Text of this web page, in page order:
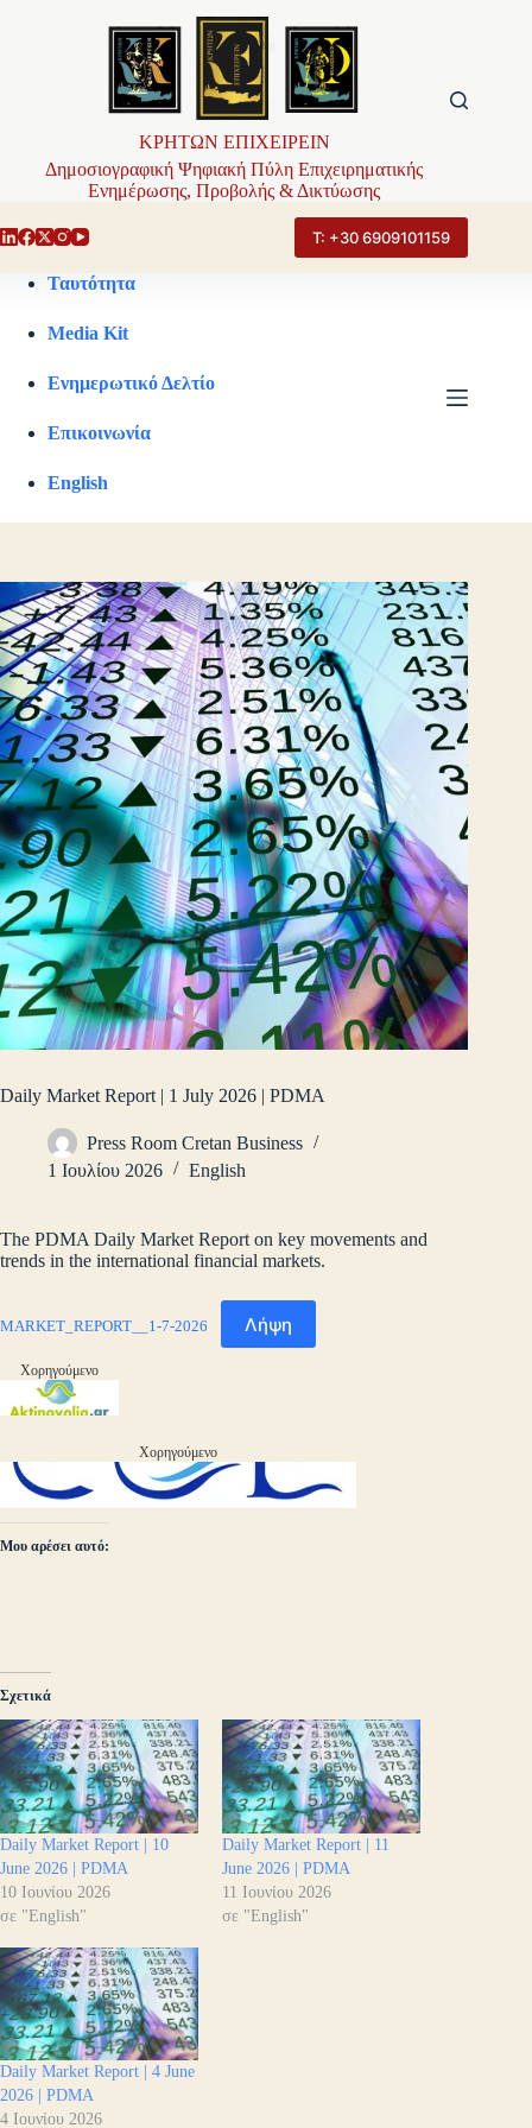
ΚΡΗΤΩΝ ΕΠΙΧΕΙΡΕΙΝ
Δημοσιογραφική Ψηφιακή Πύλη Επιχειρηματικής
Ενημέρωσης, Προβολής & Δικτύωσης
Τ: +30 6909101159
Ταυτότητα
Media Kit
Ενημερωτικό Δελτίο
Επικοινωνία
English
Daily Market Report | 1 July 2026 | PDMA
Press Room Cretan Business
1 Ιουλίου 2026
English
The PDMA Daily Market Report on key movements and
trends in the international financial markets.
MARKET_REPORT__1-7-2026 Λήψη
Χορηγούμενο
Χορηγούμενο
Μου αρέσει αυτό:
Σχετικά
Daily Market Report | 10
June 2026 | PDMA
10 Ιουνίου 2026
σε "English"
Daily Market Report | 11
June 2026 | PDMA
11 Ιουνίου 2026
σε "English"
Daily Market Report | 4 June
2026 | PDMA
4 Ιουνίου 2026